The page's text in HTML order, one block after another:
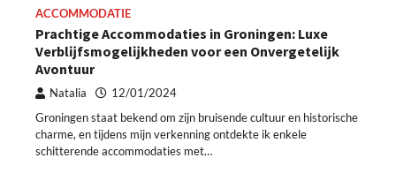
ACCOMMODATIE
Prachtige Accommodaties in Groningen: Luxe
Verblĳfsmogelĳkheden voor een Onvergetelĳk
Avontuur
Natalia 12/01/2024
Groningen staat bekend om zijn bruisende cultuur en historische
charme, en tijdens mijn verkenning ontdekte ik enkele
schitterende accommodaties met…